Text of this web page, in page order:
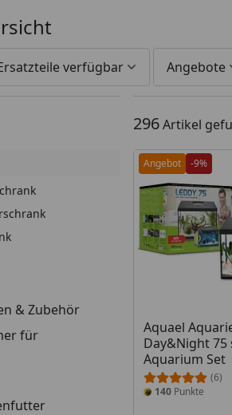
verfügbar Angebote
& Zubehör
für
296Artikel
Angebot -9%
Aquael
Day&Night 75
Aquarium Set
(6)
140 Punkte